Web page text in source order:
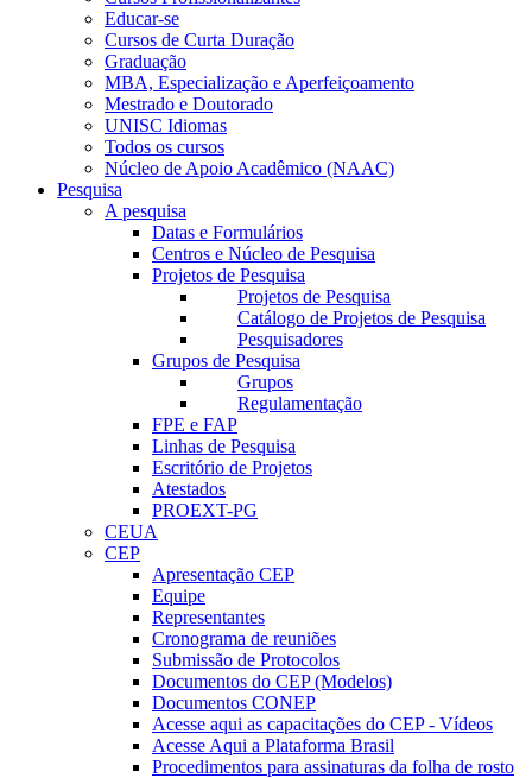
Educar-se
Cursos de Curta Duração
Graduação
MBA, Especialização e Aperfeiçoamento
Mestrado e Doutorado
UNISC Idiomas
Todos os cursos
Núcleo de Apoio Acadêmico (NAAC)
Pesquisa
A pesquisa
Datas e Formulários
Centros e Núcleo de Pesquisa
Projetos de Pesquisa
Projetos de Pesquisa
Catálogo de Projetos de Pesquisa
Pesquisadores
Grupos de Pesquisa
Grupos
Regulamentação
FPE e FAP
Linhas de Pesquisa
Escritório de Projetos
Atestados
PROEXT-PG
CEUA
CEP
Apresentação CEP
Equipe
Representantes
Cronograma de reuniões
Submissão de Protocolos
Documentos do CEP (Modelos)
Documentos CONEP
Acesse aqui as capacitações do CEP - Vídeos
Acesse Aqui a Plataforma Brasil
Procedimentos para assinaturas da folha de rosto